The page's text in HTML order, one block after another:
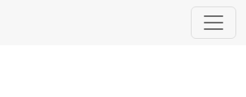
y sus implicaciones en la noción de